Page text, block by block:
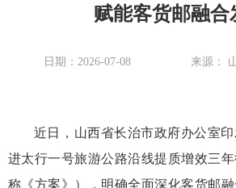
赋能客货邮融合
日期：2026-07-08 来源：
近日，山西省长治市政府办公室
进太行一号旅游公路沿线提质增效三
称《方案》），明确全面深化客货邮